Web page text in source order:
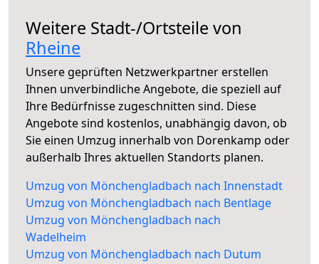
Weitere Stadt-/Ortsteile von
Rheine
Unsere geprüften Netzwerkpartner erstellen
Ihnen unverbindliche Angebote, die speziell auf
Ihre Bedürfnisse zugeschnitten sind. Diese
Angebote sind kostenlos, unabhängig davon, ob
Sie einen Umzug innerhalb von Dorenkamp oder
außerhalb Ihres aktuellen Standorts planen.
Umzug von Mönchengladbach nach Innenstadt
Umzug von Mönchengladbach nach Bentlage
Umzug von Mönchengladbach nach
Wadelheim
Umzug von Mönchengladbach nach Dutum